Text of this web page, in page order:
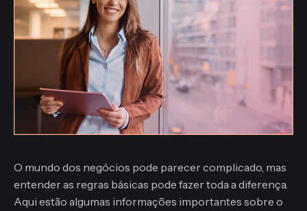
O mundo dos negócios pode parecer complicado, mas
entender as regras básicas pode fazer toda a diferença.
Aqui estão algumas informações importantes sobre o